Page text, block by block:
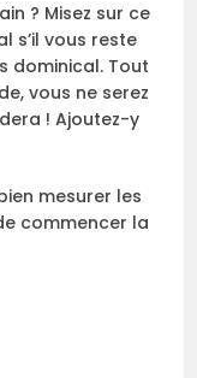
? Misez sur ce
s’il vous reste
dominical. Tout
vous ne serez
! Ajoutez-y
mesurer les
commencer la